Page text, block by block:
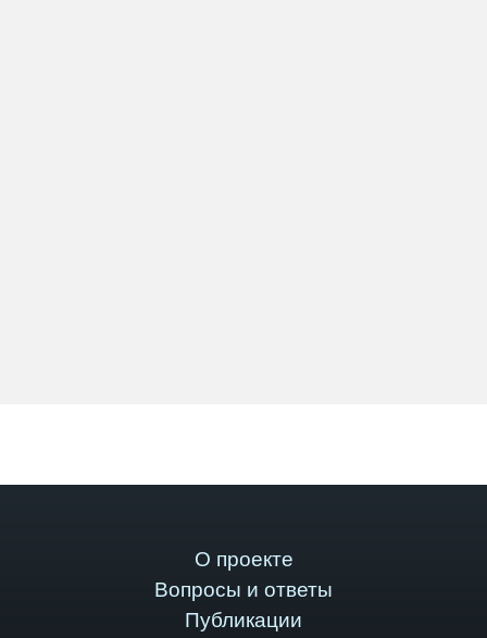
О проекте
Вопросы и ответы
Публикации